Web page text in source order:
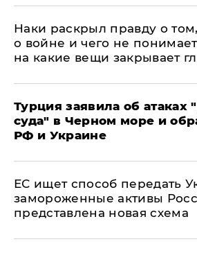
Наки раскрыл правду о
о войне и чего не
на какие вещи закрывает
Турция заявила об атаках
суда" в Черном море и
РФ и Украине
ЕС ищет способ передать
замороженные активы
представлена новая схема